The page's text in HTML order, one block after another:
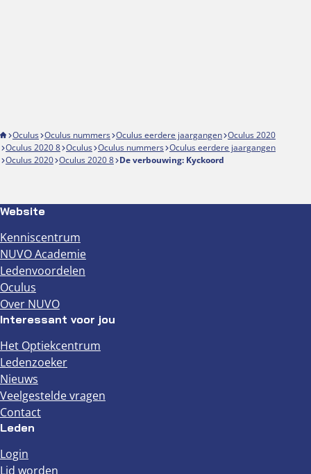
Oculus Oculus nummers Oculus eerdere jaargangen Oculus 2020
Oculus 2020 8 Oculus Oculus nummers Oculus eerdere jaargangen
Oculus 2020 Oculus 2020 8 De verbouwing: Kyckoord
Website
Kenniscentrum
NUVO Academie
Ledenvoordelen
Oculus
Over NUVO
Interessant voor jou
Het Optiekcentrum
Ledenzoeker
Nieuws
Veelgestelde vragen
Contact
Leden
Login
Lid worden